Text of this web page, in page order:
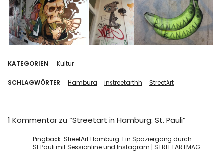
KATEGORIEN Kultur
SCHLAGWÖRTER Hamburg instreetarthh StreetArt
1 Kommentar zu “Streetart in Hamburg: St. Pauli”
Pingback:StreetArt Hamburg: Ein Spaziergang durch
St.Pauli mit Sessionline und Instagram | STREETARTMAG